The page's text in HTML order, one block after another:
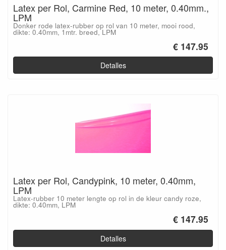
Latex per Rol, Carmine Red, 10 meter, 0.40mm.,
LPM
Donker rode latex-rubber op rol van 10 meter, mooi rood,
dikte: 0.40mm, 1mtr. breed, LPM
€ 147.95
Detalles
Latex per Rol, Candypink, 10 meter, 0.40mm,
LPM
Latex-rubber 10 meter lengte op rol in de kleur candy roze,
dikte: 0.40mm, LPM
€ 147.95
Detalles